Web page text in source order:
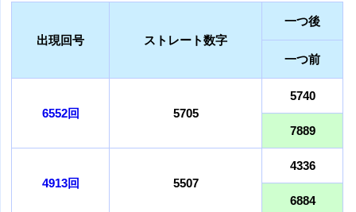
出現回号 ストレート数字
一つ後
一つ前
6552回 5705
5740
7889
4913回 5507
4336
6884